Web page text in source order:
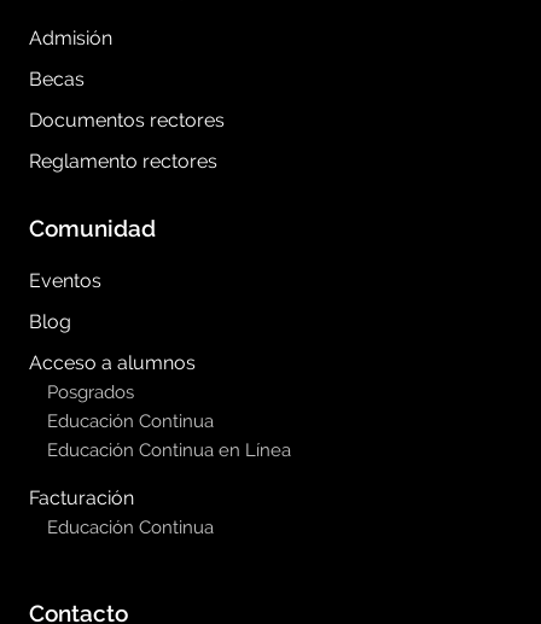
Admisión
Becas
Documentos rectores
Reglamento rectores
Comunidad
Eventos
Blog
Acceso a alumnos
Posgrados
Educación Continua
Educación Continua en Línea
Facturación
Educación Continua
Contacto